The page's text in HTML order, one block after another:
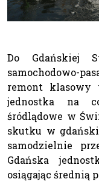
Do Gdańskiej
samochodowo-
remont klasowy
jednostka na
śródlądowe w
skutku w
samodzielnie
Gdańska
osiągając średnią